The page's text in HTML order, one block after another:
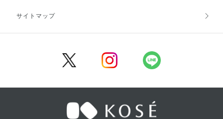
キャンセル・返品・交換
サイトマップ